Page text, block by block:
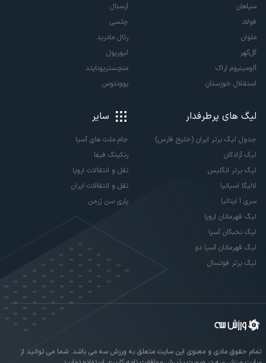
سپاهان
فولاد
ملوان
گل‌گهر
آلومینیوم اراک
استقلال خوزستان
آرسنال
چلسی
رئال مادرید
لیورپول
منچستریونایتد
یوونتوس
لیگ های پرطرفدار
جدول لیگ برتر ایران (خلیج فارس)
لیگ آزادگان
لیگ برتر انگلیس
لالیگا اسپانیا
سری آ ایتالیا
لیگ قهرمانان اروپا
لیگ نخبگان آسیا
لیگ قهرمانان آسیا دو
لیگ برتر فوتسال
سایر
جام ملت های آسیا
رنکینگ فیفا
نقل و انتقالات اروپا
نقل و انتقالات ایران
پاری سن ژرمن
تمام حقوق مادی و معنوی این سایت متعلق به ورزش سه می باشد. شما می توانید از